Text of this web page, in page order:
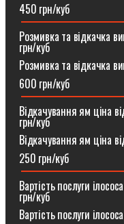
450 грн/куб
Розмивка та відкачка
грн/куб
Розмивка та відкачка
600 грн/куб
Відкачування ям
грн/куб
Відкачування ям ціна
250 грн/куб
Вартість послуги
грн/куб
Вартість послуги